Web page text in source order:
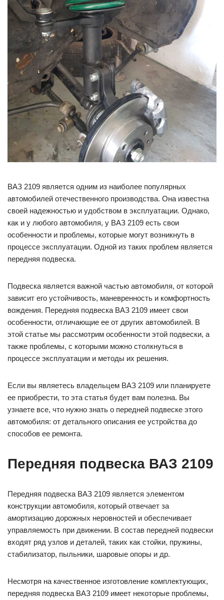
ВАЗ 2109 является одним из наиболее популярных
автомобилей отечественного производства. Она известна
своей надежностью и удобством в эксплуатации. Однако,
как и у любого автомобиля, у ВАЗ 2109 есть свои
особенности и проблемы, которые могут возникнуть в
процессе эксплуатации. Одной из таких проблем является
передняя подвеска.
Подвеска является важной частью автомобиля, от которой
зависит его устойчивость, маневренность и комфортность
вождения. Передняя подвеска ВАЗ 2109 имеет свои
особенности, отличающие ее от других автомобилей. В
этой статье мы рассмотрим особенности этой подвески, а
также проблемы, с которыми можно столкнуться в
процессе эксплуатации и методы их решения.
Если вы являетесь владельцем ВАЗ 2109 или планируете
ее приобрести, то эта статья будет вам полезна. Вы
узнаете все, что нужно знать о передней подвеске этого
автомобиля: от детального описания ее устройства до
способов ее ремонта.
Передняя подвеска ВАЗ 2109
Передняя подвеска ВАЗ 2109 является элементом
конструкции автомобиля, который отвечает за
амортизацию дорожных неровностей и обеспечивает
управляемость при движении. В состав передней подвески
входят ряд узлов и деталей, таких как стойки, пружины,
стабилизатор, пыльники, шаровые опоры и др.
Несмотря на качественное изготовление комплектующих,
передняя подвеска ВАЗ 2109 имеет некоторые проблемы,